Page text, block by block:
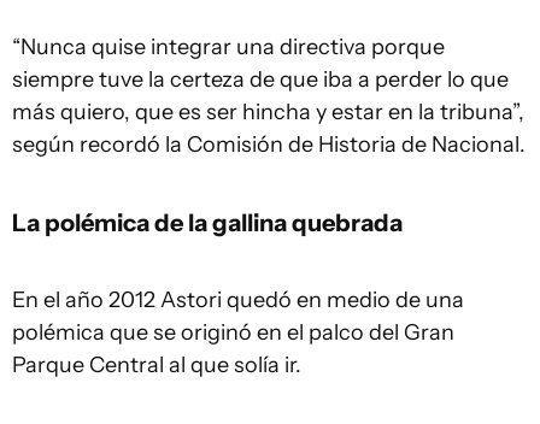
“Nunca quise integrar una directiva porque
siempre tuve la certeza de que iba a perder lo que
más quiero, que es ser hincha y estar en la tribuna”,
según recordó la Comisión de Historia de Nacional.
La polémica de la gallina quebrada
En el año 2012 Astori quedó en medio de una
polémica que se originó en el palco del Gran
Parque Central al que solía ir.